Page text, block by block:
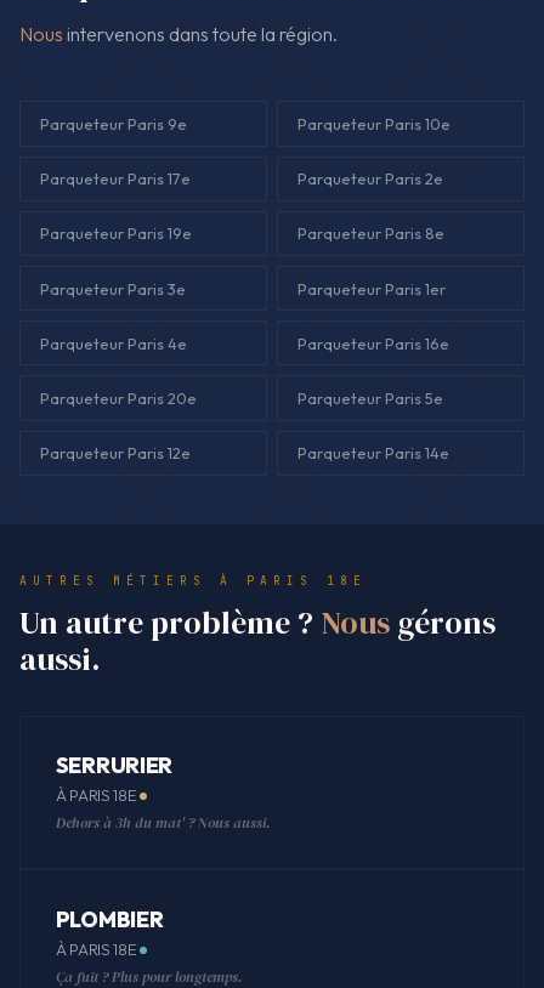
Nous intervenons dans toute la région.
Parqueteur Paris 9e Parqueteur Paris 10e
Parqueteur Paris 17e Parqueteur Paris 2e
Parqueteur Paris 19e Parqueteur Paris 8e
Parqueteur Paris 3e Parqueteur Paris 1er
Parqueteur Paris 4e Parqueteur Paris 16e
Parqueteur Paris 20e Parqueteur Paris 5e
Parqueteur Paris 12e Parqueteur Paris 14e
AUTRES MÉTIERS À PARIS 18E
Un autre problème ? Nous gérons
aussi.
SERRURIER
À PARIS 18E
Dehors à 3h du mat' ? Nous aussi.
PLOMBIER
À PARIS 18E
Ça fuit ? Plus pour longtemps.